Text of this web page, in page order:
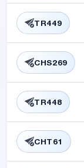
TR449
CHS269
TR448
CHT61